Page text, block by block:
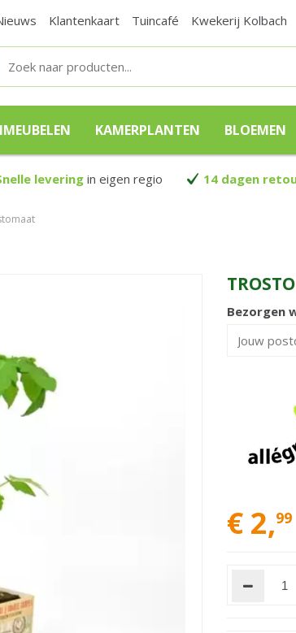
Klantenkaart Tuincafé Kwekerij Kolbach
KAMERPLANTEN BLOEMEN
leveringin eigen regio 14 dagen
Bezorgen
€ 2,99